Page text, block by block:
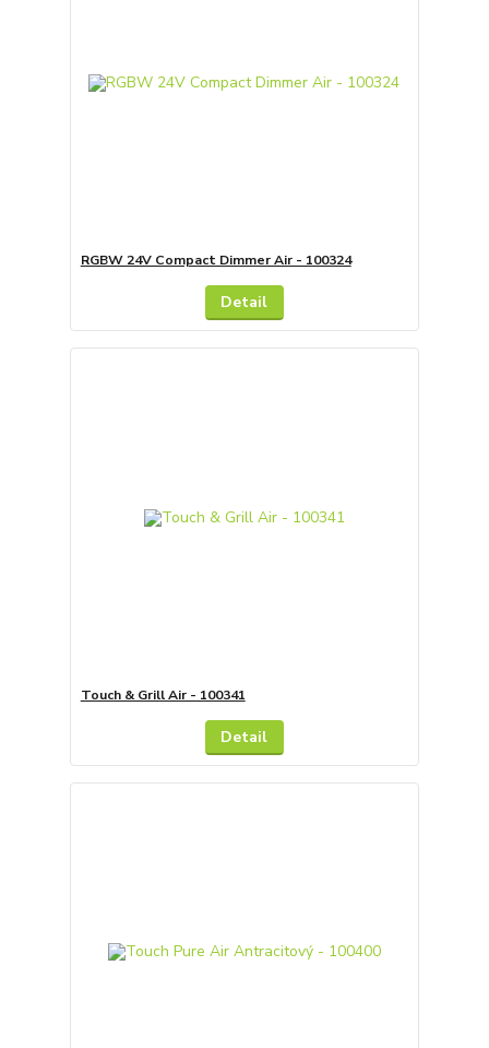
RGBW 24V Compact Dimmer Air - 100324
Detail
Touch & Grill Air - 100341
Detail